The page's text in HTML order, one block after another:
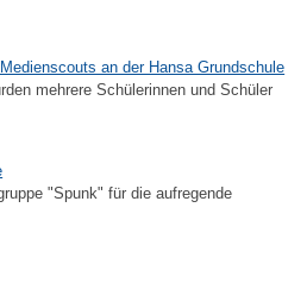
an der Hansa Grundschule
mehrere Schülerinnen und Schüler
"Spunk" für die aufregende